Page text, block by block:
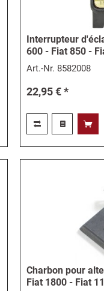
Interrupteur
600 - Fiat 850 -
Art.-Nr. 8582008
22,95 € *
Charbon pour
Fiat 1800 - Fiat